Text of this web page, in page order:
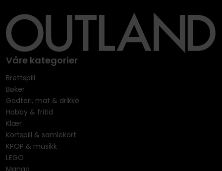
Våre kategorier
Brettspill
Bøker
Godteri, mat & drikke
Hobby & fritid
Klær
Kortspill & samlekort
KPOP & musikk
LEGO
Manga